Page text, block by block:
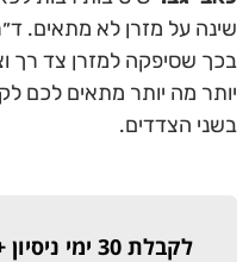
שינה על מזרן לא מתאים.
בכך שסיפקה למזרן צד רך
יותר מה יותר מתאים לכם
בשני הצדדים.
לקבלת 30